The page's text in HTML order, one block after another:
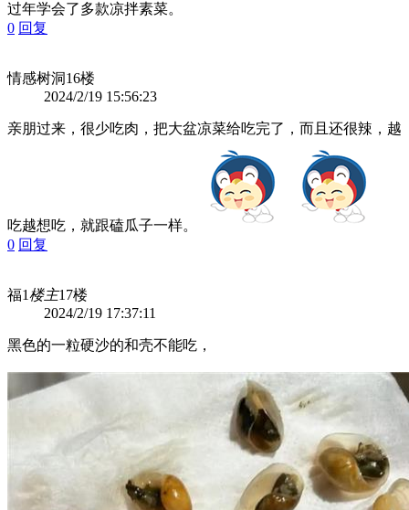
过年学会了多款凉拌素菜。
0 回复
情感树洞16楼
2024/2/19 15:56:23
亲朋过来，很少吃肉，把大盆凉菜给吃完了，而且还很辣，越
吃越想吃，就跟磕瓜子一样。
0 回复
福1楼主17楼
2024/2/19 17:37:11
黑色的一粒硬沙的和壳不能吃，